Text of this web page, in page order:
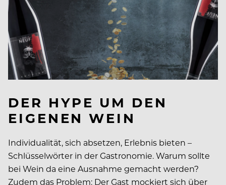
DER HYPE UM DEN
EIGENEN WEIN
Individualität, sich absetzen, Erlebnis bieten –
Schlüsselwörter in der Gastronomie. Warum sollte
bei Wein da eine Ausnahme gemacht werden?
Zudem das Problem: Der Gast mockiert sich über